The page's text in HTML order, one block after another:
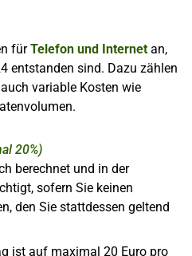
fürTelefon und Internetan,
entstanden sind. Dazu zählen
variable Kosten wie
20%)
berechnet und in der
sofern Sie keinen
den Sie stattdessen geltend
ist auf maximal 20 Euro pro